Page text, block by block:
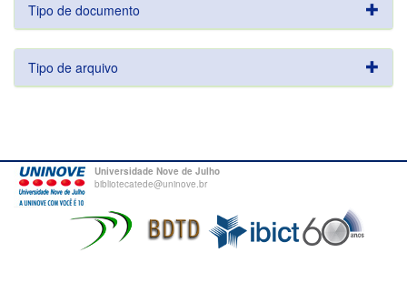
Tipo de documento
Tipo de arquivo
Universidade Nove de Julho
bibliotecatede@uninove.br